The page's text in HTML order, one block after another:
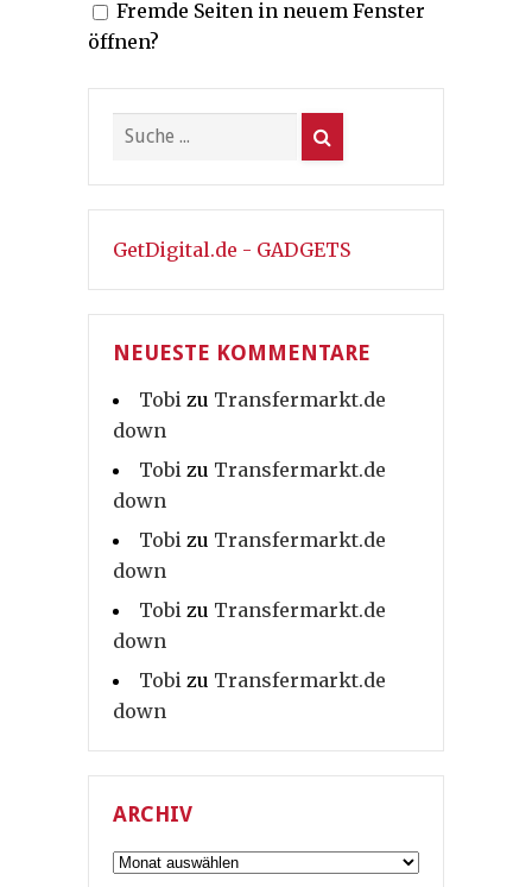
Fremde Seiten in neuem Fenster
öffnen?
GetDigital.de - GADGETS
NEUESTE KOMMENTARE
Tobi zu Transfermarkt.de
down
Tobi zu Transfermarkt.de
down
Tobi zu Transfermarkt.de
down
Tobi zu Transfermarkt.de
down
Tobi zu Transfermarkt.de
down
ARCHIV
Archiv